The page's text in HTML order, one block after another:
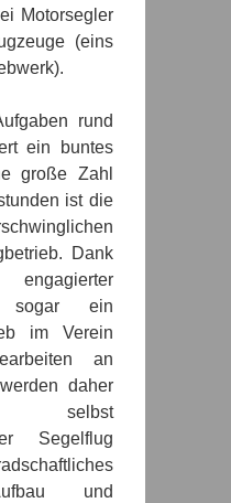
Motorsegler
(eins
rund
ein buntes
große Zahl
ist die
Dank
sogar ein
im Verein
an
daher
selbst
Segelflug
und